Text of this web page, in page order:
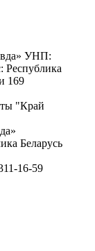
УНП:
Республика
169
"Край
Беларусь
16-59